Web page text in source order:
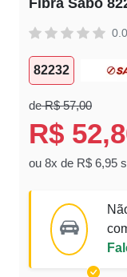
82232
deR$ 57,00
R$
ou 8x de R$ 6,95